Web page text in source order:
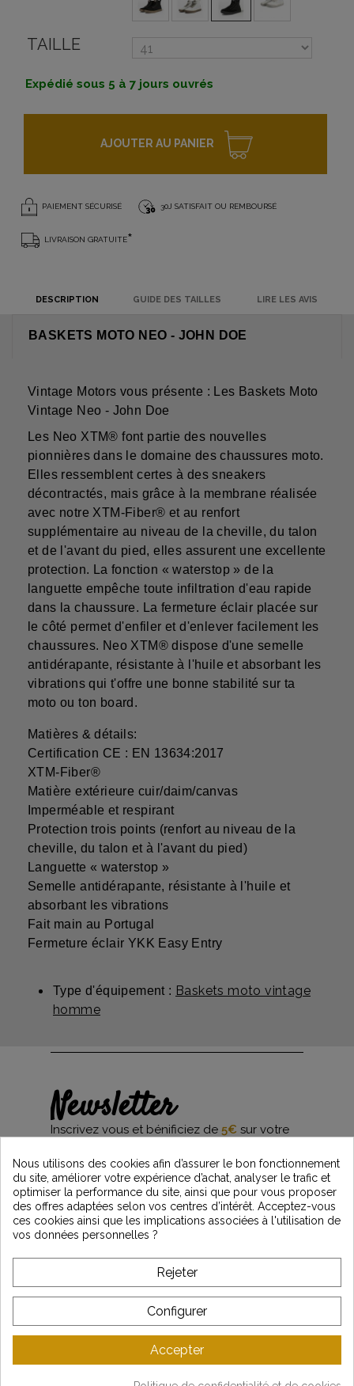
TAILLE
Expédié sous 5 à 7 jours ouvrés
AJOUTER AU PANIER
PAIEMENT SÉCURISÉ 30J SATISFAIT OU REMBOURSÉ
LIVRAISON GRATUITE*
DESCRIPTION GUIDE DES TAILLES LIRE LES AVIS
BASKETS MOTO NEO - JOHN DOE
Vintage Motors vous présente : Les Baskets Moto
Vintage Neo - John Doe
Les Neo XTM® font partie des nouvelles
pionnières dans le domaine des chaussures moto.
Elles ressemblent certes à des sneakers
décontractés, mais grâce à la membrane réalisée
avec notre XTM-Fiber® et au renfort
supplémentaire au niveau de la cheville, du talon
et de l'avant du pied, elles assurent une excellente
protection. La fonction « waterstop » de la
languette empêche toute infiltration d'eau rapide
dans la chaussure. La fermeture éclair placée sur
le côté permet d'enfiler et d'enlever facilement les
chaussures. Neo XTM® dispose d'une semelle
antidérapante, résistante à l'huile et absorbant les
vibrations qui t'offre une bonne stabilité sur ta
moto ou ton board.
Matières & détails:
Certification CE : EN 13634:2017
XTM-Fiber®
Matière extérieure cuir/daim/canvas
Imperméable et respirant
Protection trois points (renfort au niveau de la
cheville, du talon et à l'avant du pied)
Languette « waterstop »
Semelle antidérapante, résistante à l'huile et
absorbant les vibrations
Fait main au Portugal
Fermeture éclair YKK Easy Entry
Type d'équipement : Baskets moto vintage
homme
Newsletter
Inscrivez vous et bénificiez de 5€ sur votre
et restez informés des dernières nouveautés
Vintage Motors
*Dès 99€ d'achat. En vous abonnant à notre newsletter, vous reconnaissez avoir pris
l'acceptez.
A PROPOS DE VINTAGE
SERVICE CLIENT
Nous utilisons des cookies afin d’assurer le bon fonctionnement
du site, améliorer votre expérience d’achat, analyser le trafic et
optimiser la performance du site, ainsi que pour vous proposer
des offres adaptées selon vos centres d’intérêt. Acceptez-vous
ces cookies ainsi que les implications associées à l'utilisation de
vos données personnelles ?
Rejeter
Configurer
Accepter